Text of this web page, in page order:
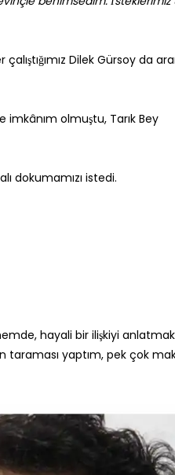
Dilek Gürsoy da
imkânım olmuştu, Tarık Bey
dokumamızı istedi.
hayali bir ilişkiyi
taraması yaptım, pek çok